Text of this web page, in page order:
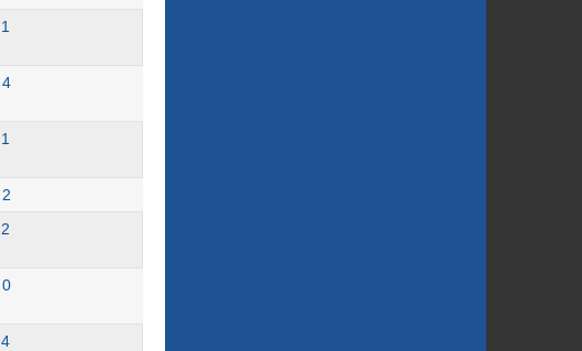
1
4
1
2
2
0
4